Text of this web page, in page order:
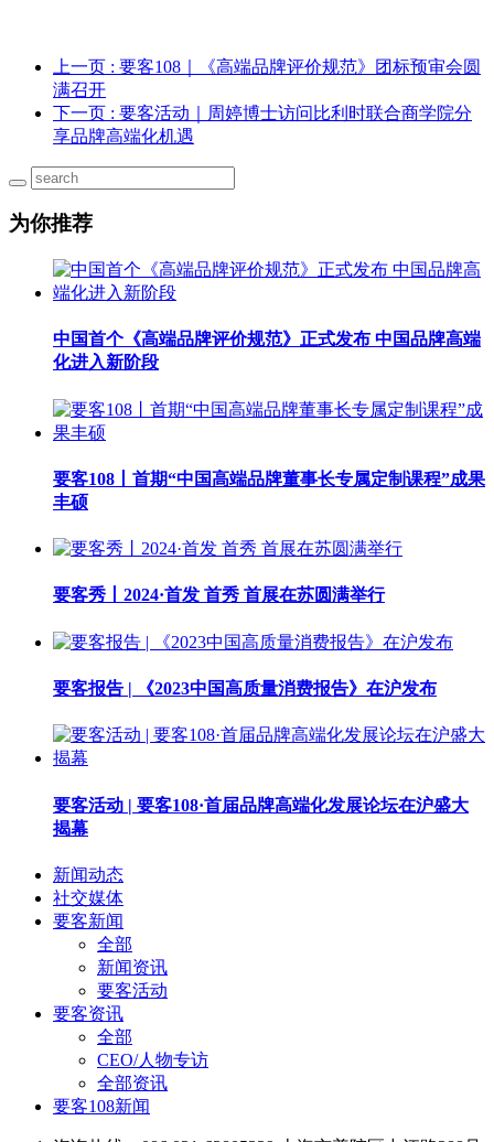
上一页 : 要客108｜《高端品牌评价规范》团标预审会圆
满召开
下一页 : 要客活动｜周婷博士访问比利时联合商学院分
享品牌高端化机遇
为你推荐
中国首个《高端品牌评价规范》正式发布 中国品牌高端
化进入新阶段
要客108丨首期“中国高端品牌董事长专属定制课程”成果
丰硕
要客秀丨2024·首发 首秀 首展在苏圆满举行
要客报告 | 《2023中国高质量消费报告》在沪发布
要客活动 | 要客108·首届品牌高端化发展论坛在沪盛大
揭幕
新闻动态
社交媒体
要客新闻
全部
新闻资讯
要客活动
要客资讯
全部
CEO/人物专访
全部资讯
要客108新闻